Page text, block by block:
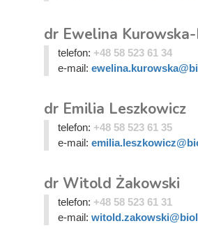
dr Ewelina Kurowska-
telefon: +48 58 523 61 34
e-mail:
dr Emilia Leszkowicz
telefon: +48 58 523 61 35
e-mail:
dr Witold Żakowski
telefon: +48 58 523 61 31
e-mail: